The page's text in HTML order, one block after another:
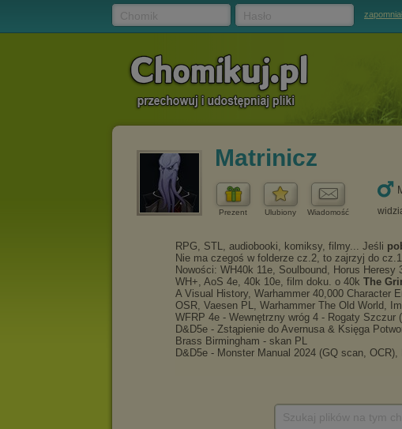
Matrinicz
Prezent Ulubiony Wiadomość